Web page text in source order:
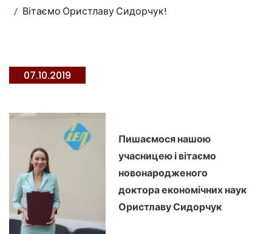
Вітаємо Ористлаву Сидорчук!
07.10.2019
Пишаємося нашою
учасницею і вітаємо
новонародженого
доктора економічних наук
Ористлаву Сидорчук